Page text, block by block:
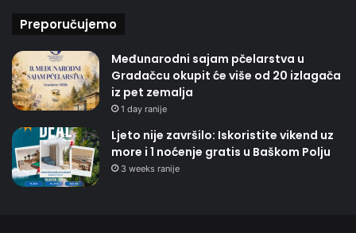
Preporučujemo
Međunarodni sajam pčelarstva u
Gradačcu okupit će više od 20 izlagača
iz pet zemalja
1 day ranije
Ljeto nije završilo: Iskoristite vikend uz
more i 1 noćenje gratis u Baškom Polju
3 weeks ranije